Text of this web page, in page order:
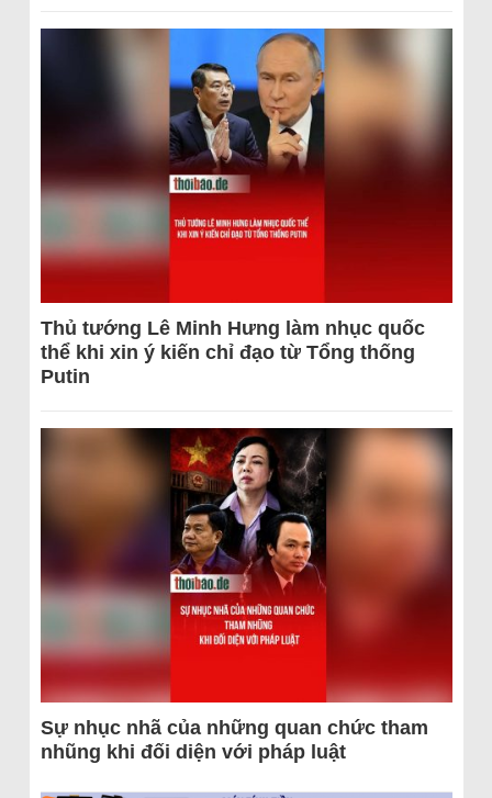
Thủ tướng Lê Minh Hưng làm nhục quốc
thể khi xin ý kiến chỉ đạo từ Tổng thống
Putin
Sự nhục nhã của những quan chức tham
nhũng khi đối diện với pháp luật